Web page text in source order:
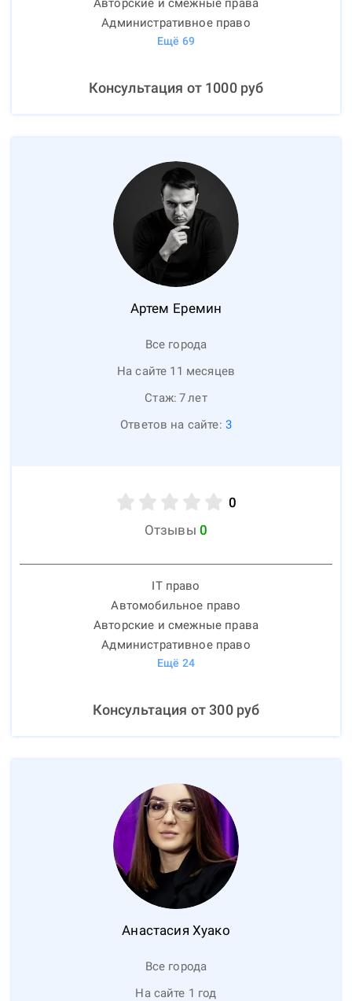
Авторские и смежные права
Административное право
Ещё 69
Консультация от 1000руб
Артем Еремин
Все города
На сайте 11 месяцев
Стаж: 7лет
Ответов на сайте: 3
0
Отзывы 0
IT право
Автомобильное право
Авторские и смежные права
Административное право
Ещё 24
Консультация от300руб
Анастасия Хуако
Все города
На сайте 1 год